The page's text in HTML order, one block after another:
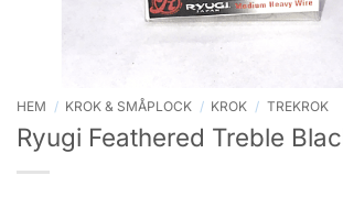
HEM / KROK & SMÅPLOCK / KROK / TREKROK
Ryugi Feathered Treble